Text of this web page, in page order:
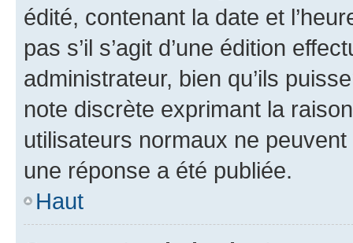
édité, contenant la date et
pas s’il s’agit d’une édition
administrateur, bien qu’ils
note discrète exprimant la
utilisateurs normaux ne
une réponse a été publiée.
Haut